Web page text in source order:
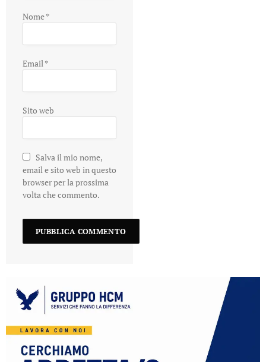
Nome*
Email*
Sito web
Salva il mio nome,
email e sito web in questo
browser per la prossima
volta che commento.